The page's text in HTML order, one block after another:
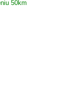
50km